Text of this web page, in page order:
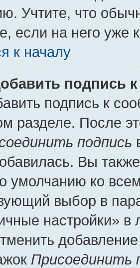
Учтите, что
если на него уже
к началу
подпись
подпись к
разделе. После
подпись
Вы
умолчанию ко
выбор в
настройки»
Присоединить